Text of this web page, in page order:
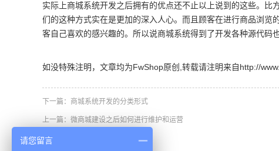
实际上商城系统开发之后拥有的优点还不止以上说到的这些。
们的这种方式实在是更加的深入人心。而且顾客在进行商品浏
客自己喜欢的感兴趣的。所以说商城系统得到了开发各种源代码
如没特殊注明，文章均为FwShop原创,转载请注明来自http://
下一篇： 商城系统开发的分类形式
上一篇： 微商城建设之后如何进行维护和运营
请您留言